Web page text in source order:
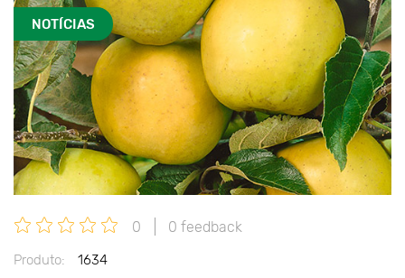
NOTÍCIAS
0 0 feedback
Produto:
1634